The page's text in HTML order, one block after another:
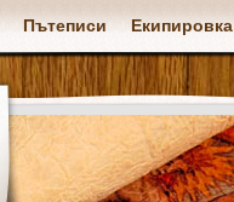
Пътеписи Екипировка